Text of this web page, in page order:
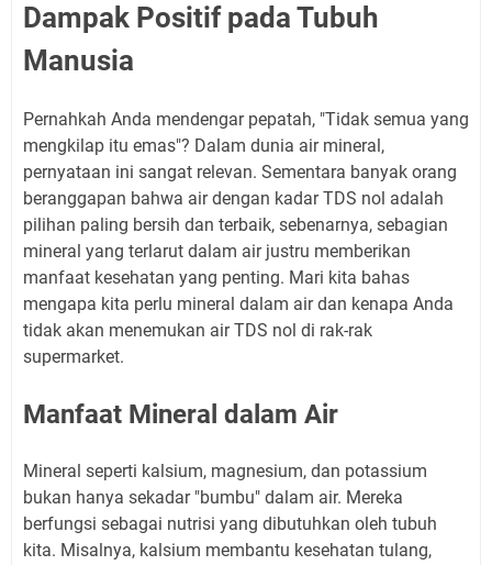
Dampak Positif pada Tubuh
Manusia
Pernahkah Anda mendengar pepatah, "Tidak semua yang
mengkilap itu emas"? Dalam dunia air mineral,
pernyataan ini sangat relevan. Sementara banyak orang
beranggapan bahwa air dengan kadar TDS nol adalah
pilihan paling bersih dan terbaik, sebenarnya, sebagian
mineral yang terlarut dalam air justru memberikan
manfaat kesehatan yang penting. Mari kita bahas
mengapa kita perlu mineral dalam air dan kenapa Anda
tidak akan menemukan air TDS nol di rak-rak
supermarket.
Manfaat Mineral dalam Air
Mineral seperti kalsium, magnesium, dan potassium
bukan hanya sekadar "bumbu" dalam air. Mereka
berfungsi sebagai nutrisi yang dibutuhkan oleh tubuh
kita. Misalnya, kalsium membantu kesehatan tulang,